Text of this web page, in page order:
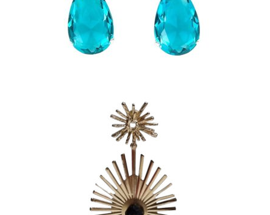
PENDIENTES DORADOS
OVALADOS CON RAYOS Y
PIEDRA NEGRA
20,00€